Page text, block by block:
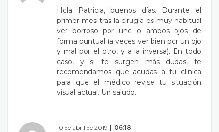
Hola Patricia, buenos días. Durante el
primer mes tras la cirugía es muy habitual
ver borroso por uno o ambos ojos de
forma puntual (a veces ver bien por un ojo
y mal por el otro, y a la inversa). En todo
caso, y si te surgen más dudas, te
recomendamos que acudas a tu clínica
para que el médico revise tu situación
visual actual. Un saludo.
10 de abril de 2019 06:18